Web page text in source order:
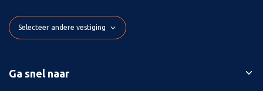
Selecteer andere vestiging
Ga snel naar